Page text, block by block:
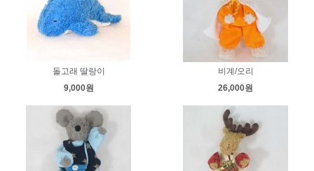
돌고래 딸랑이
9,000원
비계/오리
26,000원